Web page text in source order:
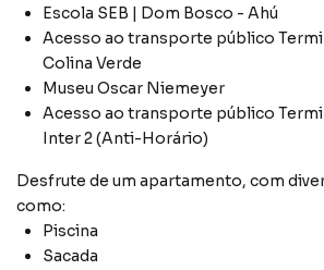
Escola SEB | Dom Bosco - Ahú
Acesso ao transporte público
Colina Verde
Museu Oscar Niemeyer
Acesso ao transporte público
Inter 2 (Anti-Horário)
Desfrute de um apartamento, com
como:
Piscina
Sacada